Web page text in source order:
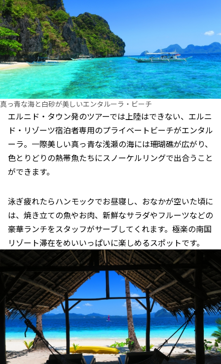
真っ青な海と白砂が美しいエンタルーラ・ビーチ
エルニド・タウン発のツアーでは上陸はできない、エルニ
ド・リゾーツ宿泊者専用のプライベートビーチがエンタル
ーラ。一際美しい真っ青な浅瀬の海には珊瑚礁が広がり、
色とりどりの熱帯魚たちにスノーケルリングで出合うこと
ができます。
泳ぎ疲れたらハンモックでお昼寝し、おなかが空いた頃に
は、焼き立ての魚やお肉、新鮮なサラダやフルーツなどの
豪華ランチをスタッフがサーブしてくれます。極楽の南国
リゾート滞在をめいいっぱいに楽しめるスポットです。